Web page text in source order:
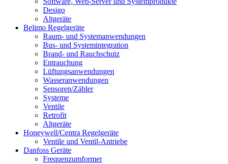
Desigo
Altgeräte
Belimo Regelgeräte
Raum- und Systemanwendungen
Bus- und Systemintegration
Brand- und Rauchschutz
Entrauchung
Lüftungsanwendungen
Wasseranwendungen
Sensoren/Zähler
Systeme
Ventile
Retrofit
Altgeräte
Honeywell/Centra Regelgeräte
Ventile und Ventil-Antriebe
Danfoss Geräte
Frequenzumformer